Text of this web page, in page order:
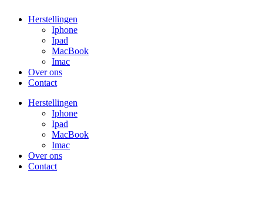
naar
Herstellingen
Iphone
Ipad
MacBook
Imac
Over ons
Contact
Herstellingen
Iphone
Ipad
MacBook
Imac
Over ons
Contact